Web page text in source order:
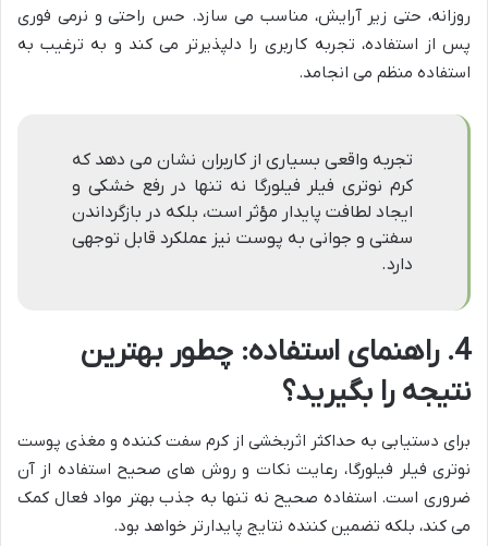
روزانه، حتی زیر آرایش، مناسب می سازد. حس راحتی و نرمی فوری
پس از استفاده، تجربه کاربری را دلپذیرتر می کند و به ترغیب به
استفاده منظم می انجامد.
تجربه واقعی بسیاری از کاربران نشان می دهد که
کرم نوتری فیلر فیلورگا نه تنها در رفع خشکی و
ایجاد لطافت پایدار مؤثر است، بلکه در بازگرداندن
سفتی و جوانی به پوست نیز عملکرد قابل توجهی
دارد.
4. راهنمای استفاده: چطور بهترین
نتیجه را بگیرید؟
برای دستیابی به حداکثر اثربخشی از کرم سفت کننده و مغذی پوست
نوتری فیلر فیلورگا، رعایت نکات و روش های صحیح استفاده از آن
ضروری است. استفاده صحیح نه تنها به جذب بهتر مواد فعال کمک
می کند، بلکه تضمین کننده نتایج پایدارتر خواهد بود.